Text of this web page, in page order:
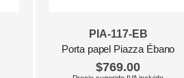
PIA-117-EB
Porta papel Piazza Ébano
$769.00